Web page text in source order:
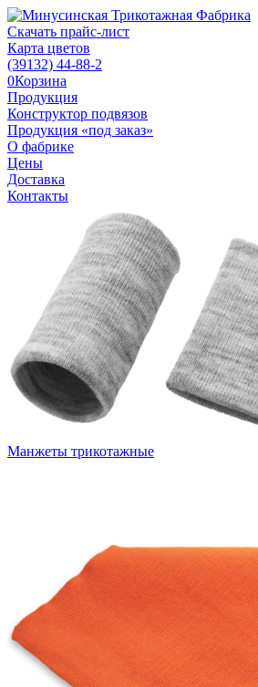
Скачать прайс-лист
Карта цветов
(39132) 44-88-2
0Корзина
Продукция
Конструктор подвязов
Продукция «под заказ»
О фабрике
Цены
Доставка
Контакты
Манжеты трикотажные